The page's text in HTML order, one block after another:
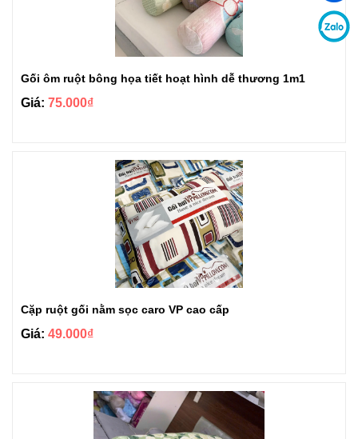
Gối ôm ruột bông họa tiết hoạt hình dễ thương 1m1
Giá: 75.000₫
Cặp ruột gối nằm sọc caro VP cao cấp
Giá: 49.000₫